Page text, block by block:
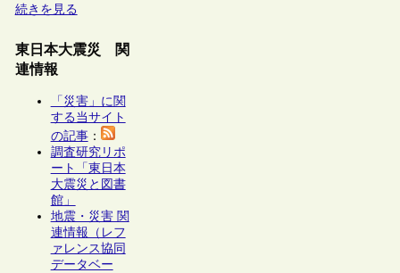
続きを見る
東日本大震災 関
連情報
「災害」に関
する当サイト
の記事：
調査研究リポ
ート「東日本
大震災と図書
館」
地震・災害 関
連情報（レフ
ァレンス協同
データベー